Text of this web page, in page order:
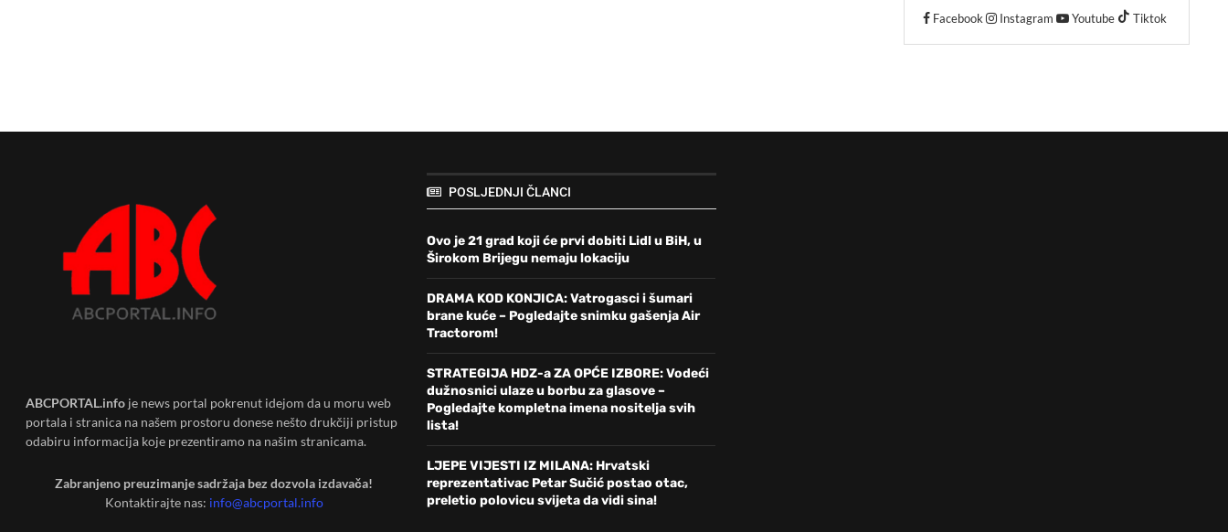
Facebook Instagram Youtube Tiktok
ABCPORTAL.info je news portal pokrenut idejom da u moru web
portala i stranica na našem prostoru donese nešto drukčiji pristup
odabiru informacija koje prezentiramo na našim stranicama.
Zabranjeno preuzimanje sadržaja bez dozvola izdavača!
Kontaktirajte nas: info@abcportal.info
POSLJEDNJI ČLANCI
Ovo je 21 grad koji će prvi dobiti Lidl u BiH, u
Širokom Brijegu nemaju lokaciju
DRAMA KOD KONJICA: Vatrogasci i šumari
brane kuće – Pogledajte snimku gašenja Air
Tractorom!
STRATEGIJA HDZ-a ZA OPĆE IZBORE: Vodeći
dužnosnici ulaze u borbu za glasove –
Pogledajte kompletna imena nositelja svih
lista!
LJEPE VIJESTI IZ MILANA: Hrvatski
reprezentativac Petar Sučić postao otac,
preletio polovicu svijeta da vidi sina!